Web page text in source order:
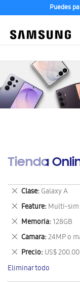
Puedes
Tienda
Clase Galaxy A
Eliminar
este
artículo
Feature Multi-sim
Eliminar
este
artículo
Memoria 128GB
Eliminar
este
artículo
Camara 24MP o
Eliminar
este
artículo
Precio US$
Eliminar
este
artículo
Eliminar todo